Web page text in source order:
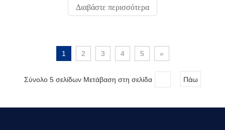
εφαρμογές ανάρτησης λούστρου, πράσινη ενίσχυση
σώματος και χύτευση ολίσθησης. Με πιστοποιήσεις ISO
Διαβάστε περισσότερα
1 2 3 4 5 »
Σύνολο 5 σελίδων Μετάβαση στη σελίδα Πάω